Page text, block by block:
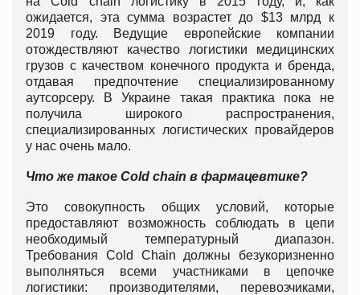
ожидается, эта сумма возрастет до $13 млрд к
2019 году. Ведущие европейские компании
отождествляют качество логистики медицинских
грузов с качеством конечного продукта и бренда,
отдавая предпочтение специализированному
аутсорсеру. В Украине такая практика пока не
получила широкого распространения,
специализированных логистических провайдеров
у нас очень мало.
Что же такое Cold chain в фармацевтике?
Это совокупность общих условий, которые
предоставляют возможность соблюдать в цепи
необходимый температурный диапазон.
Требования Сold Chain должны безукоризненно
выполняться всеми участниками в цепочке
логистики: производителями, перевозчиками,